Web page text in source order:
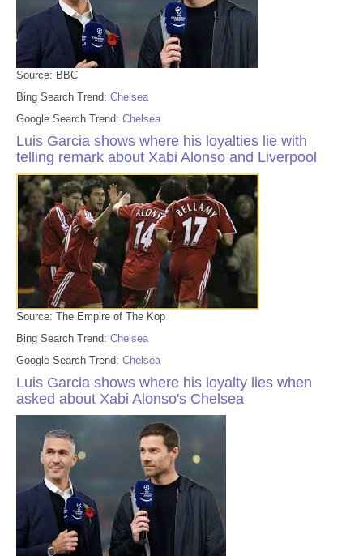
Source: BBC
Bing Search Trend: Chelsea
Google Search Trend: Chelsea
Luis Garcia shows where his loyalties lie with
telling remark about Xabi Alonso and Liverpool
Source: The Empire of The Kop
Bing Search Trend: Chelsea
Google Search Trend: Chelsea
Luis Garcia shows where his loyalty lies when
asked about Xabi Alonso's Chelsea